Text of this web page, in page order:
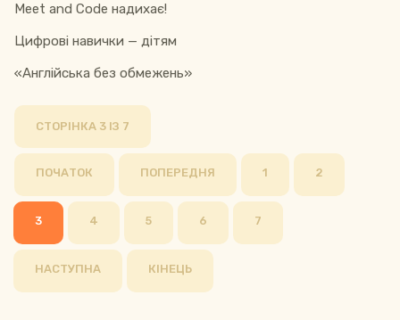
Meet and Code надихає!
Цифрові навички — дітям
«Англійська без обмежень»
СТОРІНКА 3 ІЗ 7
ПОЧАТОК ПОПЕРЕДНЯ 1 2
3 4 5 6 7
НАСТУПНА КІНЕЦЬ